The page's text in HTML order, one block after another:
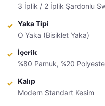
3 İplik / 2 İplik Şardonlu
Yaka Tipi
O Yaka (Bisiklet Yaka)
İçerik
%80 Pamuk, %20
Kalıp
Modern Standart Kesim